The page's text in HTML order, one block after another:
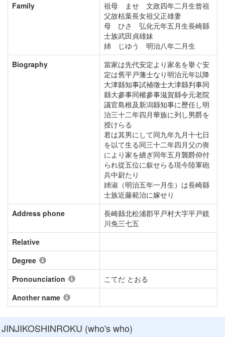
Family
祖母 ませ 文政四年二月生曾祖
父故枯葉長女祖父正雄妻
母 ひさ 弘化元年五月生長崎縣
士族武田貞雄妹
姉 じゆう 明治八年二月生
Biography
當家は先代安定より家名を擧ぐ安
定は舊平戸藩士なり明治元年以降
大津縣知事試補徵士大津縣判事同
縣大參事同權參事滋賀縣令元老院
議官島根及新潟縣知事に歷任し明
治三十二年四月華族に列し男爵を
授けらる
君は其男にして同九年九月十七日
を以て生る同三十二年四月父の喪
により家を續ぎ同年五月襲爵仰付
られ從五位に叙せらる現今陸軍砲
兵中尉たり
姉淑（明治五年一月生）は長崎縣
士族近藤範治に嫁せり
Address phone
長崎縣北松浦郡平戸村大字平戸鏡
川免三七五
Relative
Degree
Pronounciation
こてだ とおる
Another name
JINJIKOSHINROKU (who's who)